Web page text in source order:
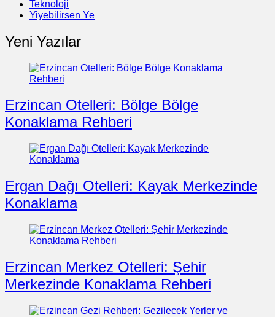
Teknoloji
Yiyebilirsen Ye
Yeni Yazılar
Erzincan Otelleri: Bölge Bölge
Konaklama Rehberi
Ergan Dağı Otelleri: Kayak Merkezinde
Konaklama
Erzincan Merkez Otelleri: Şehir
Merkezinde Konaklama Rehberi